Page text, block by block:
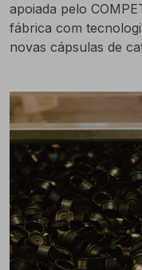
apoiada pelo
fábrica com
novas cápsulas de